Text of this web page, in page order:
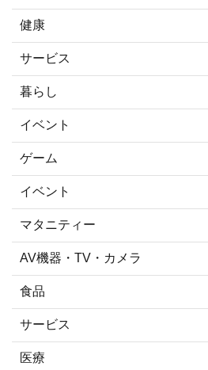
健康
サービス
暮らし
イベント
ゲーム
イベント
マタニティー
AV機器・TV・カメラ
食品
サービス
医療